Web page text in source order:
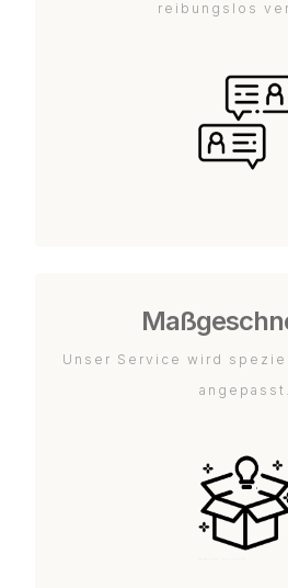
reibungslos
Unser Service wird
angepasst.